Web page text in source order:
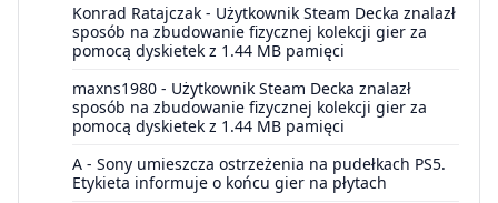
Konrad Ratajczak - Użytkownik Steam Decka znalazł
sposób na zbudowanie fizycznej kolekcji gier za
pomocą dyskietek z 1.44 MB pamięci
maxns1980 - Użytkownik Steam Decka znalazł
sposób na zbudowanie fizycznej kolekcji gier za
pomocą dyskietek z 1.44 MB pamięci
A - Sony umieszcza ostrzeżenia na pudełkach PS5.
Etykieta informuje o końcu gier na płytach